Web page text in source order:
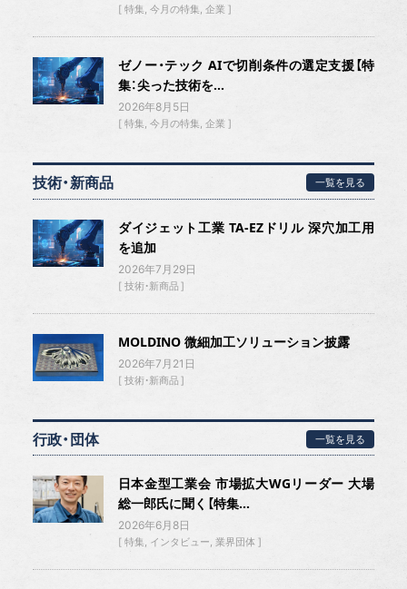
特集 今月の特集 企業
ゼノー・テック AIで切削条件の選定支援【特
集：尖った技術を...
2026年8月5日
特集 今月の特集 企業
技術・新商品 一覧を見る
ダイジェット工業 TA-EZドリル 深穴加工用
を追加
2026年7月29日
技術・新商品
MOLDINO 微細加工ソリューション披露
2026年7月21日
技術・新商品
行政・団体 一覧を見る
日本金型工業会 市場拡大WGリーダー 大場
総一郎氏に聞く【特集...
2026年6月8日
特集 インタビュー 業界団体